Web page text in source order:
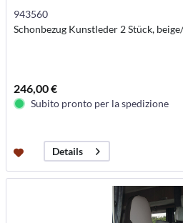
943560
Schonbezug Kunstleder 2 Stück,
246,00 €
Subito pronto per la spedizione
Details